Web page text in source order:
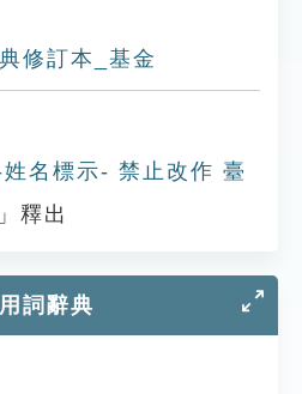
修訂本_基金
名標示- 禁止改作 臺
」釋出
詞辭典